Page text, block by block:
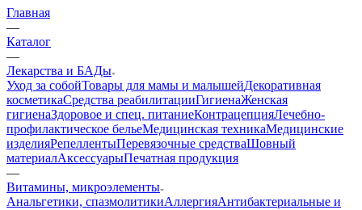
Главная
—
Каталог
—
Лекарства и БАДы
Уход за собойТовары для мамы и малышейДекоративная
косметикаСредства реабилитацииГигиенаЖенская
гигиенаЗдоровое и спец. питаниеКонтрацепцияЛечебно-
профилактическое бельеМедицинская техникаМедицинские
изделияРепеллентыПеревязочные средстваШовный
материалАксессуарыПечатная продукция
—
Витамины, микроэлементы
Анальгетики, спазмолитикиАллергияАнтибактериальные и